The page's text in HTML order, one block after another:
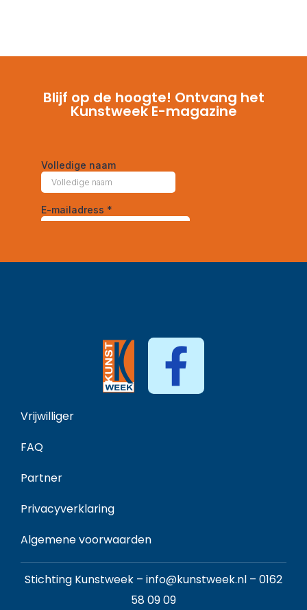
Blijf op de hoogte! Ontvang het
Kunstweek E-magazine
Vrijwilliger
FAQ
Partner
Privacyverklaring
Algemene voorwaarden
Stichting Kunstweek – info@kunstweek.nl – 0162
58 09 09